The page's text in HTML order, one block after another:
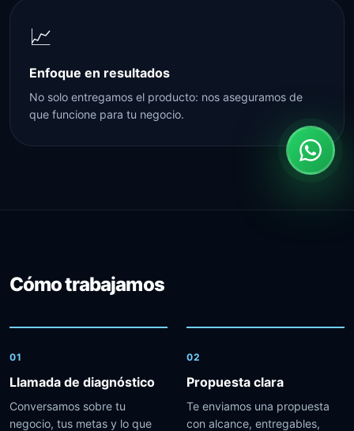
📈
Enfoque en resultados
No solo entregamos el producto: nos aseguramos de
que funcione para tu negocio.
Cómo trabajamos
01
Llamada de diagnóstico
Conversamos sobre tu
negocio, tus metas y lo que
02
Propuesta clara
Te enviamos una propuesta
con alcance, entregables,